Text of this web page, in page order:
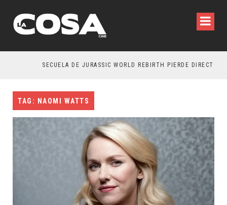
SECUELA DE JURASSIC WORLD REBIRTH PIERDE DIRECTOR
TAG: NAOMI WATTS